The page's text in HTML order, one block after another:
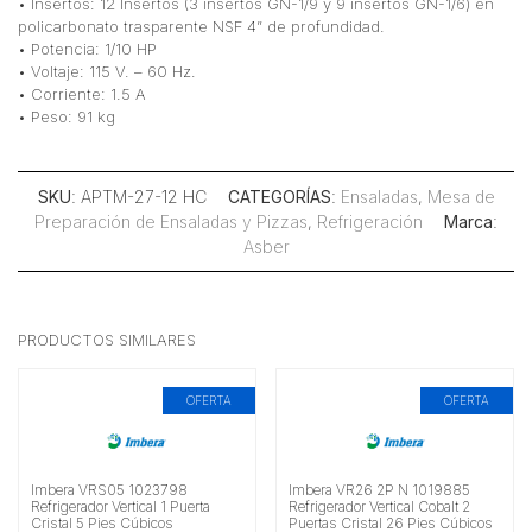
policarbonato trasparente NSF 4” de profundidad.
• Potencia: 1/10 HP
• Voltaje: 115 V. – 60 Hz.
• Corriente: 1.5 A
• Peso: 91 kg
SKU: APTM-27-12 HC CATEGORÍAS: Ensaladas, Mesa de
Preparación de Ensaladas y Pizzas, Refrigeración Marca:
Asber
PRODUCTOS SIMILARES
OFERTA
Imbera VRS05 1023798
Refrigerador Vertical 1 Puerta
Cristal 5 Pies Cúbicos
OFERTA
Imbera VR26 2P N 1019885
Refrigerador Vertical Cobalt 2
Puertas Cristal 26 Pies Cúbicos